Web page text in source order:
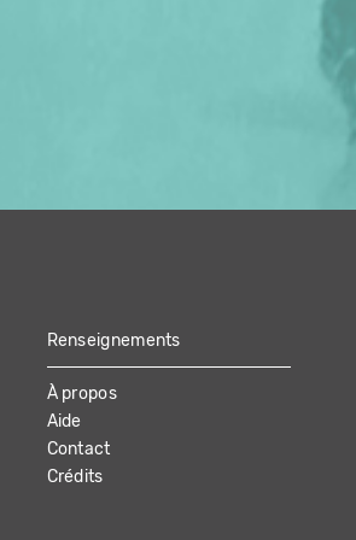
Renseignements
À propos
Aide
Contact
Crédits